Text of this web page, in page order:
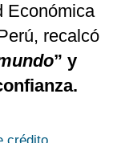
Económica
recalcó
” y